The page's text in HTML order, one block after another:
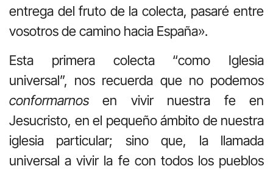
entrega del fruto de la colecta, pasaré entre
vosotros de camino hacia España».
Esta primera colecta “como Iglesia
universal”, nos recuerda que no podemos
conformarnos en vivir nuestra fe en
Jesucristo, en el pequeño ámbito de nuestra
iglesia particular; sino que, la llamada
universal a vivir la fe con todos los pueblos